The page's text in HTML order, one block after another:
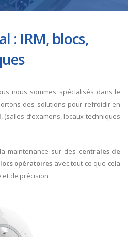
: IRM, blocs,
nous sommes spécialisés dans le
des solutions pour refroidir en
, (salles d’examens, locaux techniques
maintenance sur des centrales de
opératoires avec tout ce que cela
et de précision.